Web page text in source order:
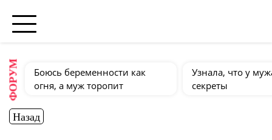
ФОРУМ
Боюсь беременности как
огня, а муж торопит
Узнала, что у
секреты
Назад